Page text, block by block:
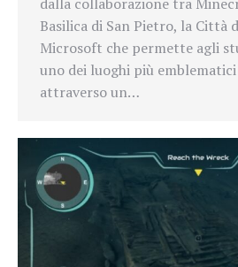
Basilica di San Pietro, la Città
Microsoft che permette agli
uno dei luoghi più
attraverso un…